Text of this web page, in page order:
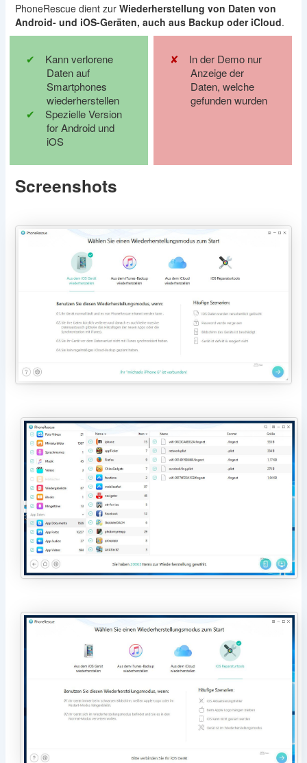
PhoneRescue dient zur Wiederherstellung von Daten von
Android- und iOS-Geräten, auch aus Backup oder iCloud.
Kann verlorene
Daten auf
Smartphones
wiederherstellen
Spezielle Version
for Android und
iOS
In der Demo nur
Anzeige der
Daten, welche
gefunden wurden
Screenshots